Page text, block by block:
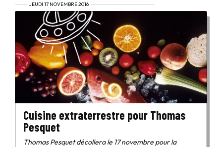
JEUDI 17 NOVEMBRE 2016
Cuisine extraterrestre pour Thomas
Pesquet
Thomas Pesquet décollera le 17 novembre pour la